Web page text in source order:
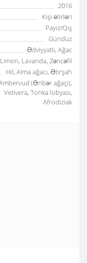
2016
Kişi ətirləri
Payız/Qış
Gündüz
Ədviyyatlı, Ağac
Lavanda, Zəncəfil
Hil, Alma ağacı, Ətirşah
(Ənbər ağaçı),
Vetivera, Tonka lobyası,
Afrodiziak